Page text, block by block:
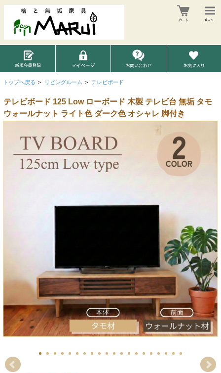
トップへ戻る > リビングルーム > テレビボード
テレビボード 125 Low ローボード 木製 テレビ台 無垢 タモ
ウォールナット ライト色 ダーク色 オシャレ 脚付き